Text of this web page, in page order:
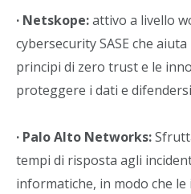
· Netskope:attivo a livello
cybersecurity SASE che
principi di zero trust e le
proteggere i dati e
· Palo Alto Networks:
tempi di risposta agli
informatiche, in modo che